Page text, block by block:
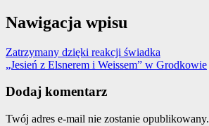
Nawigacja wpisu
Zatrzymany dzięki reakcji świadka
„Jesień z Elsnerem i Weissem” w Grodkowie
Dodaj komentarz
Twój adres e-mail nie zostanie opublikowany.